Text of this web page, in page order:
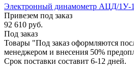
Электронный динамометр АЦД/1У-
Привезем под заказ
92 610 руб.
Под заказ
Товары "Под заказ оформляются
менеджером и внесения 50%
Срок поставки составит 6-12 дней.